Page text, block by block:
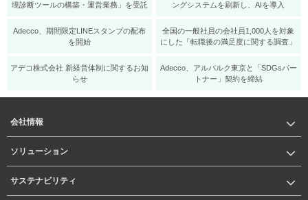
境診断ツールの構築・運営業務」を受託
ングシステムを刷新し、AIを導入
Adecco、期間限定LINEスタンプの配布
を開始
全国の一般社員の会社員1,000人を対象
にした「転職後の満足度に関する調査」
アデコ株式会社 新経営体制に関するお知
らせ
Adecco、アルバルク東京と「SDGsパー
トナー」契約を締結
会社情報
ソリューション
サステナビリティ